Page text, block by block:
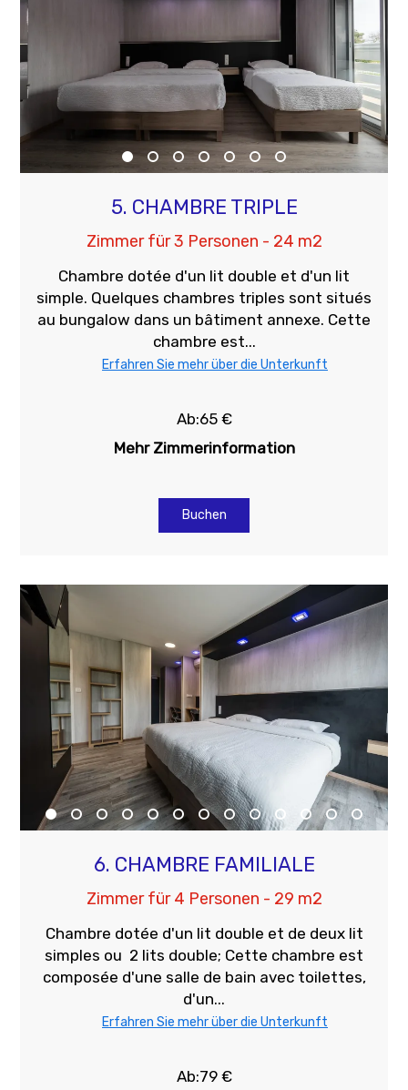
5. CHAMBRE TRIPLE
Zimmer für 3 Personen - 24 m2
Chambre dotée d'un lit double et d'un lit
simple. Quelques chambres triples sont situés
au bungalow dans un bâtiment annexe. Cette
chambre est...
Erfahren Sie mehr über die Unterkunft
Ab:65 €
Mehr Zimmerinformation
Buchen
6. CHAMBRE FAMILIALE
Zimmer für 4 Personen - 29 m2
Chambre dotée d'un lit double et de deux lit
simples ou 2 lits double; Cette chambre est
composée d'une salle de bain avec toilettes,
d'un...
Erfahren Sie mehr über die Unterkunft
Ab:79 €